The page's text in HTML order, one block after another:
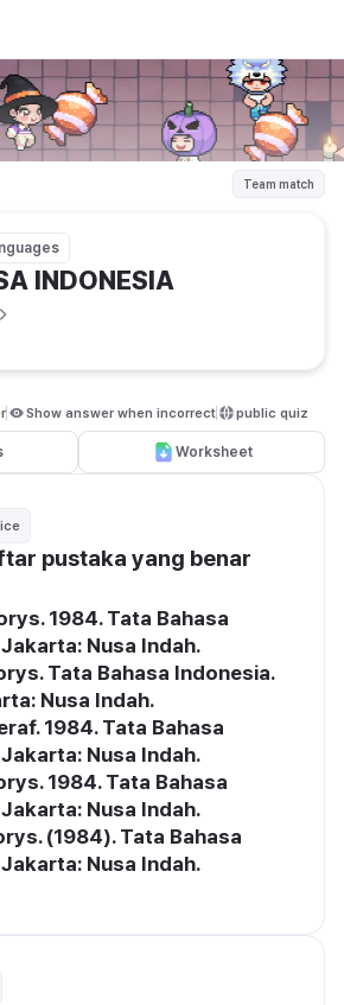
Team match
INDONESIA
Show answer when incorrect public quiz
Worksheet
pustaka yang benar
1984. Tata Bahasa
Nusa Indah.
Tata Bahasa Indonesia.
Nusa Indah.
1984. Tata Bahasa
Nusa Indah.
1984. Tata Bahasa
Nusa Indah.
(1984). Tata Bahasa
Nusa Indah.